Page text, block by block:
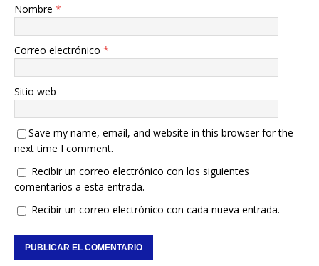
Nombre *
Correo electrónico *
Sitio web
Save my name, email, and website in this browser for the
next time I comment.
Recibir un correo electrónico con los siguientes
comentarios a esta entrada.
Recibir un correo electrónico con cada nueva entrada.